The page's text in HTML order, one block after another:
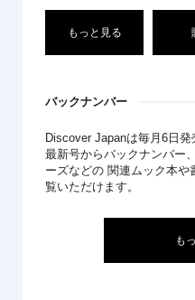
もっと見る
バックナンバー
Discover Japanは毎月6日発
最新号からバックナンバー
ーズなどの 関連ムック本
覧いただけます。
も